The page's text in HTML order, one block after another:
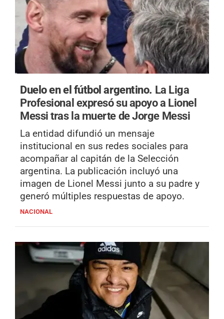
Duelo en el fútbol argentino. La Liga
Profesional expresó su apoyo a Lionel
Messi tras la muerte de Jorge Messi
La entidad difundió un mensaje
institucional en sus redes sociales para
acompañar al capitán de la Selección
argentina. La publicación incluyó una
imagen de Lionel Messi junto a su padre y
generó múltiples respuestas de apoyo.
NACIONAL